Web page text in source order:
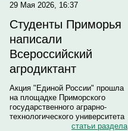
29 Мая 2026, 16:37
Студенты Приморья
написали
Всероссийский
агродиктант
Акция "Единой России" прошла
на площадке Приморского
государственного аграрно-
технологического университета
статьи раздела